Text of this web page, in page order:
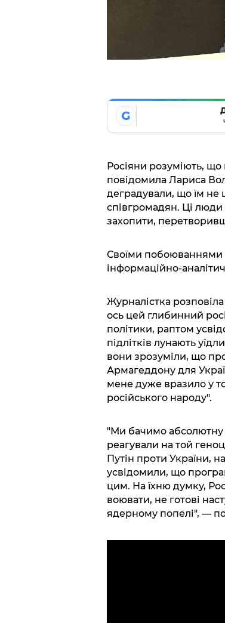
G
Росіяни розуміють, що
повідомила Лариса
деградували, що їм не
співгромадян. Ці люди
захопити,
Своїми побоюваннями
інформаційно-
Журналістка
ось цей глибинний
політики, раптом
підлітків лунають
вони зрозуміли, що
Армагеддону для
мене дуже вразило у
російського народу".
"Ми бачимо
реагували на той
Путін проти України,
усвідомили, що
цим. На їхню думку,
воювати, не готові
ядерному попелі", —